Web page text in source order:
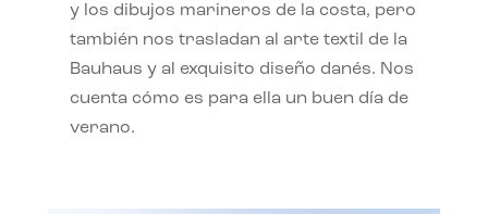
y los dibujos marineros de la costa, pero
también nos trasladan al arte textil de la
Bauhaus y al exquisito diseño danés. Nos
cuenta cómo es para ella un buen día de
verano.